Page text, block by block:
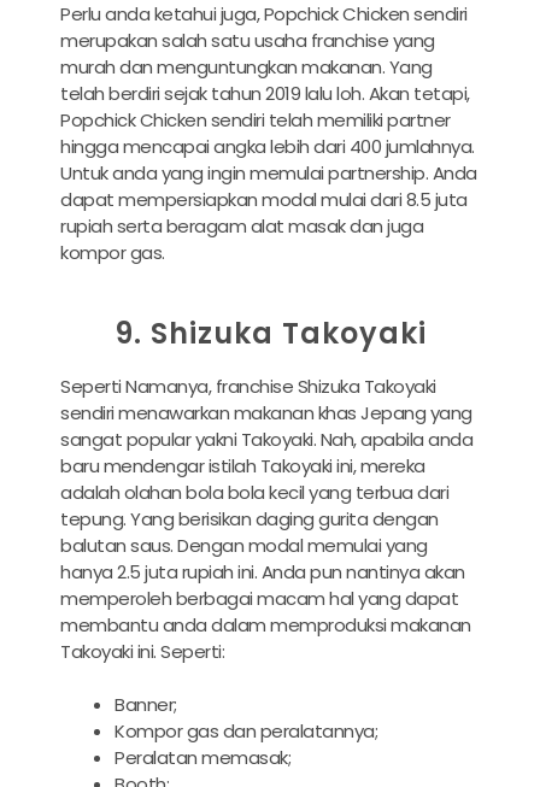
Perlu anda ketahui juga, Popchick Chicken sendiri
merupakan salah satu usaha franchise yang
murah dan menguntungkan makanan. Yang
telah berdiri sejak tahun 2019 lalu loh. Akan tetapi,
Popchick Chicken sendiri telah memiliki partner
hingga mencapai angka lebih dari 400 jumlahnya.
Untuk anda yang ingin memulai partnership. Anda
dapat mempersiapkan modal mulai dari 8.5 juta
rupiah serta beragam alat masak dan juga
kompor gas.
9. Shizuka Takoyaki
Seperti Namanya, franchise Shizuka Takoyaki
sendiri menawarkan makanan khas Jepang yang
sangat popular yakni Takoyaki. Nah, apabila anda
baru mendengar istilah Takoyaki ini, mereka
adalah olahan bola bola kecil yang terbua dari
tepung. Yang berisikan daging gurita dengan
balutan saus. Dengan modal memulai yang
hanya 2.5 juta rupiah ini. Anda pun nantinya akan
memperoleh berbagai macam hal yang dapat
membantu anda dalam memproduksi makanan
Takoyaki ini. Seperti:
Banner;
Kompor gas dan peralatannya;
Peralatan memasak;